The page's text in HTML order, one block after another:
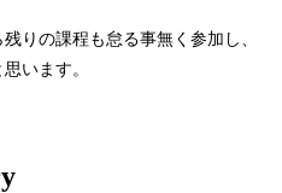
りの課程も怠る事無く参加し、
います。